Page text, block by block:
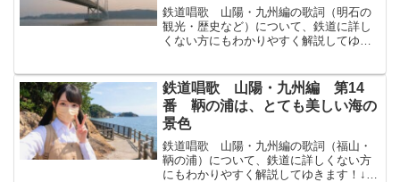
の街｣
鉄道唱歌 山陽・九州編の歌詞（明石の
観光・歴史など）について、鉄道に詳し
くない方にもわかりやすく解説してゆき
の社やしろはこれか島がくれこぎゆく舟
ふねもおもしろやさらに読...
鉄道唱歌 山陽・九州編 第14
番 鞆の浦は、とても美しい海の
景色
鉄道唱歌 山陽・九州編の歌詞（福山・
鞆の浦）について、鉄道に詳しくない方
にもわかりやすく解説してゆきます！↓ま